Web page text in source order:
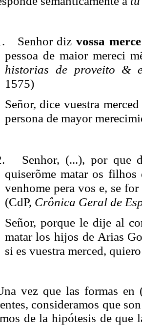
Senhor dizvossa
pessoa de maior mereci
historias de proveito &
1575)
Señor, dice vuestra
persona de mayor
Senhor, (...), por que
quiserõme matar os
venhome pera vos e, se for
(CdP, Crônica Geral de
Señor, porque le dije al
matar los hijos de Arias
si es vuestra merced,
vez que las formas en
consideramos que
de la hipótesis de que